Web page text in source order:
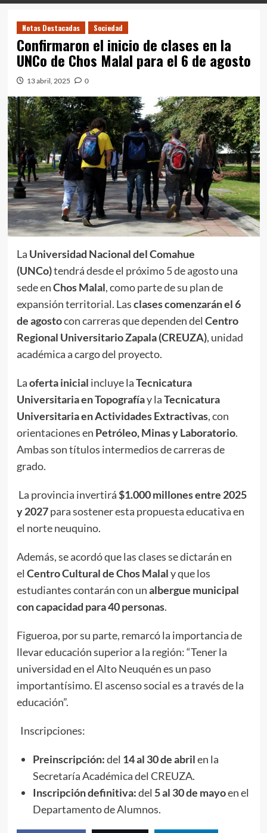
Notas Destacadas Sociedad
Confirmaron el inicio de clases en la
UNCo de Chos Malal para el 6 de agosto
13 abril, 2025 0
La Universidad Nacional del Comahue
(UNCo)tendrá desde el próximo 5 de agosto una
sede enChos Malal, como parte de su plan de
expansión territorial. Lasclases comenzarán el 6
de agostocon carreras que dependen del Centro
Regional Universitario Zapala (CREUZA), unidad
académica a cargo del proyecto.
Laoferta inicial incluye laTecnicatura
Universitaria en Topografíay laTecnicatura
Universitaria en Actividades Extractivas, con
orientaciones en Petróleo, Minas y Laboratorio.
Ambas son títulos intermedios de carreras de
grado.
La provincia invertirá$1.000 millones entre 2025
y 2027para sostener esta propuesta educativa en
el norte neuquino.
Además, se acordó que las clases se dictarán en
el Centro Cultural de Chos Malaly que los
estudiantes contarán con unalbergue municipal
con capacidad para 40 personas.
Figueroa, por su parte, remarcó la importancia de
llevar educación superior a la región: “Tener la
universidad en el Alto Neuquén es un paso
importantísimo. El ascenso social es a través de la
educación”.
Inscripciones:
Preinscripción:del 14 al 30 de abrilen la
Secretaría Académica del CREUZA.
Inscripción definitiva:del 5 al 30 de mayoen el
Departamento de Alumnos.